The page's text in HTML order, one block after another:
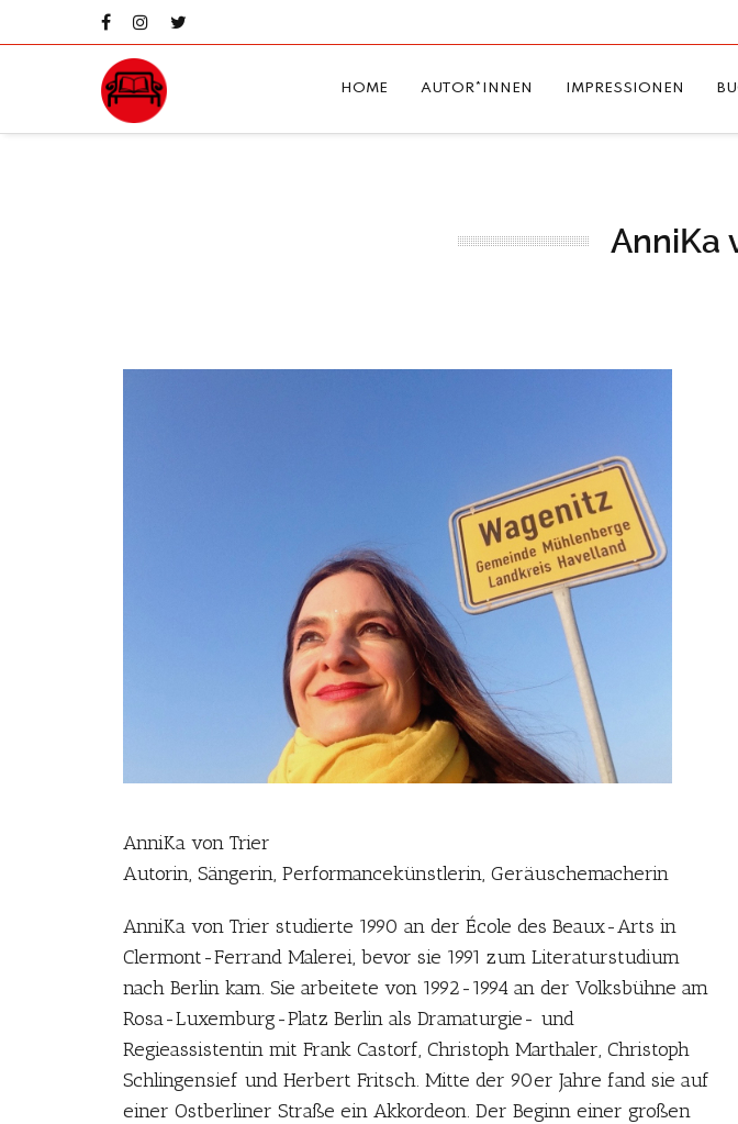
HOME AUTOR*INNEN IMPRESSIONEN
AnniKa
AnniKa von Trier
Autorin, Sängerin, Performancekünstlerin, Geräuschemacherin
AnniKa von Trier studierte 1990 an der École des Beaux-Arts in
Clermont-Ferrand Malerei, bevor sie 1991 zum Literaturstudium
nach Berlin kam. Sie arbeitete von 1992-1994 an der Volksbühne am
Rosa-Luxemburg-Platz Berlin als Dramaturgie- und
Regieassistentin mit Frank Castorf, Christoph Marthaler, Christoph
Schlingensief und Herbert Fritsch. Mitte der 90er Jahre fand sie auf
einer Ostberliner Straße ein Akkordeon. Der Beginn einer großen